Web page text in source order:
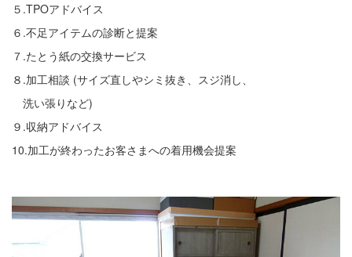
５.TPOアドバイス
６ .不足アイテムの診断と提案
７ .たとう紙の交換サービス
８ .加工相談 (サイズ直しやシミ抜き、スジ消し、
洗い張りなど)
９.収納アドバイス
10.加工が終わったお客さまへの着用機会提案